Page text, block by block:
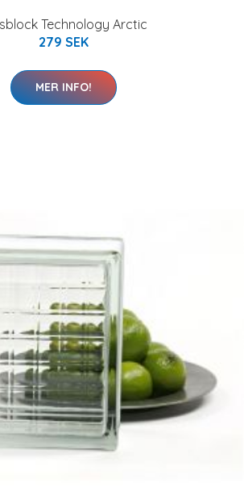
Technology Arctic
279 SEK
MER INFO!